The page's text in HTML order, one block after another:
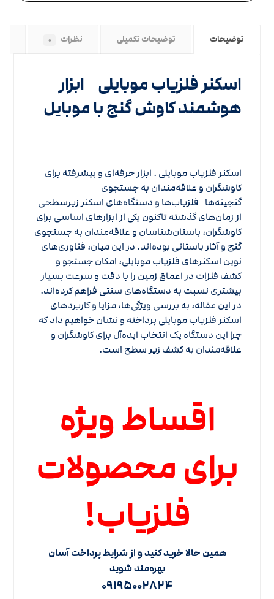
توضیحات توضیحات تکمیلی نظرات ۰
اسکنر فلزیاب موبایلی ابزار
هوشمند کاوش گنج با موبایل
اسکنر فلزیاب موبایلی . ابزار حرفه‌ای و پیشرفته برای
کاوشگران و علاقه‌مندان به جستجوی
گنجینه‌ها فلزیاب‌ها و دستگاه‌های اسکنر زیرسطحی
از زمان‌های گذشته تاکنون یکی از ابزارهای اساسی برای
کاوشگران، باستان‌شناسان و علاقه‌مندان به جستجوی
گنج و آثار باستانی بوده‌اند. در این میان، فناوری‌های
نوین اسکنرهای فلزیاب موبایلی، امکان جستجو و
کشف فلزات در اعماق زمین را با دقت و سرعت بسیار
بیشتری نسبت به دستگاه‌های سنتی فراهم کرده‌اند.
در این مقاله، به بررسی ویژگی‌ها، مزایا و کاربردهای
اسکنر فلزیاب موبایلی پرداخته و نشان خواهیم داد که
چرا این دستگاه یک انتخاب ایده‌آل برای کاوشگران و
علاقه‌مندان به کشف زیر سطح است.
اقساط ویژه
برای محصولات
فلزیاب!
همین حالا خرید کنید و از شرایط پرداخت آسان
بهره‌مند شوید
۰۹۱۹۵۰۰۲۸۲۴